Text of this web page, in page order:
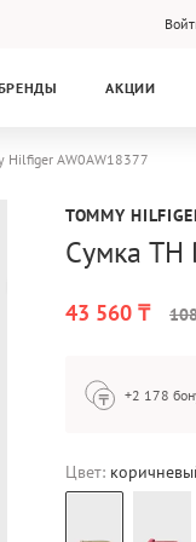
АКЦИИ
Hilfiger AW0AW18377
TOMMY
Сумка TH
43 560 ₸
+2 178
Цвет: